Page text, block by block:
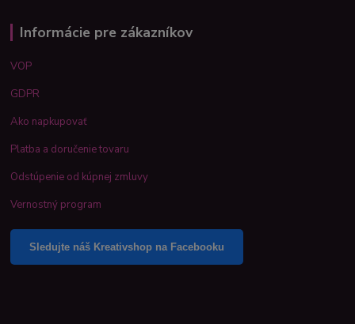
Informácie pre zákazníkov
VOP
GDPR
Ako napkupovať
Platba a doručenie tovaru
Odstúpenie od kúpnej zmluvy
Vernostný program
Sledujte náš Kreativshop na Facebooku